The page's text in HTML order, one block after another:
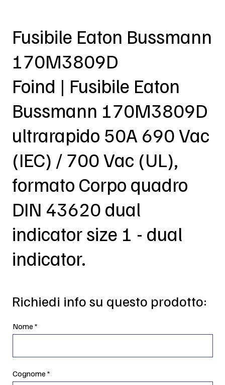
Fusibile Eaton Bussmann
170M3809D
Foind | Fusibile Eaton
Bussmann 170M3809D
ultrarapido 50A 690 Vac
(IEC) / 700 Vac (UL),
formato Corpo quadro
DIN 43620 dual
indicator size 1 - dual
indicator.
Richiedi info su questo prodotto:
Nome
Cognome